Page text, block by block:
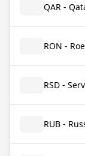
QAR -
RON -
RSD -
RUB -